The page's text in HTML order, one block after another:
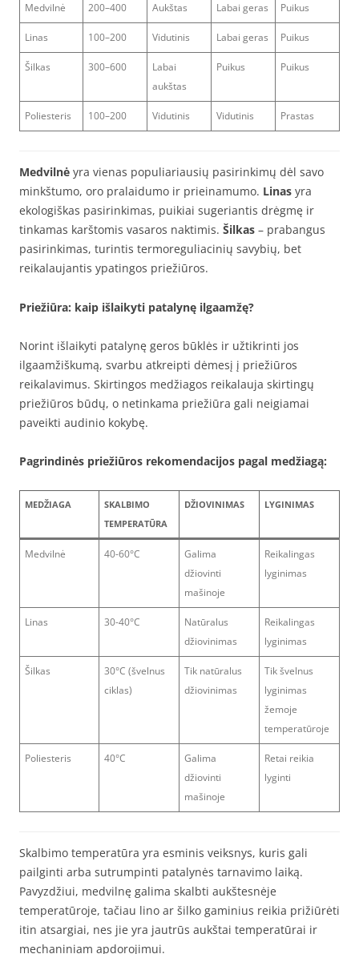
Medvilnė 200–400 Aukštas Labai geras Puikus
Linas 100–200 Vidutinis Labai geras Puikus
Šilkas 300–600
Labai
aukštas
Puikus Puikus
Poliesteris 100–200 Vidutinis Vidutinis Prastas
Medvilnė yra vienas populiariausių pasirinkimų dėl savo
minkštumo, oro pralaidumo ir prieinamumo. Linas yra
ekologiškas pasirinkimas, puikiai sugeriantis drėgmę ir
tinkamas karštomis vasaros naktimis. Šilkas – prabangus
pasirinkimas, turintis termoreguliacinių savybių, bet
reikalaujantis ypatingos priežiūros.
Priežiūra: kaip išlaikyti patalynę ilgaamžę?
Norint išlaikyti patalynę geros būklės ir užtikrinti jos
ilgaamžiškumą, svarbu atkreipti dėmesį į priežiūros
reikalavimus. Skirtingos medžiagos reikalauja skirtingų
priežiūros būdų, o netinkama priežiūra gali neigiamai
paveikti audinio kokybę.
Pagrindinės priežiūros rekomendacijos pagal medžiagą:
MEDŽIAGA
SKALBIMO
TEMPERATŪRA
DŽIOVINIMAS LYGINIMAS
Medvilnė 40-60°C
Galima
džiovinti
mašinoje
Reikalingas
lyginimas
Linas 30-40°C
Natūralus
džiovinimas
Reikalingas
lyginimas
Šilkas
30°C (švelnus
ciklas)
Tik natūralus
džiovinimas
Tik švelnus
lyginimas
žemoje
temperatūroje
Poliesteris 40°C
Galima
džiovinti
mašinoje
Retai reikia
lyginti
Skalbimo temperatūra yra esminis veiksnys, kuris gali
pailginti arba sutrumpinti patalynės tarnavimo laiką.
Pavyzdžiui, medvilnę galima skalbti aukštesnėje
temperatūroje, tačiau lino ar šilko gaminius reikia prižiūrėti
itin atsargiai, nes jie yra jautrūs aukštai temperatūrai ir
mechaniniam apdorojimui.